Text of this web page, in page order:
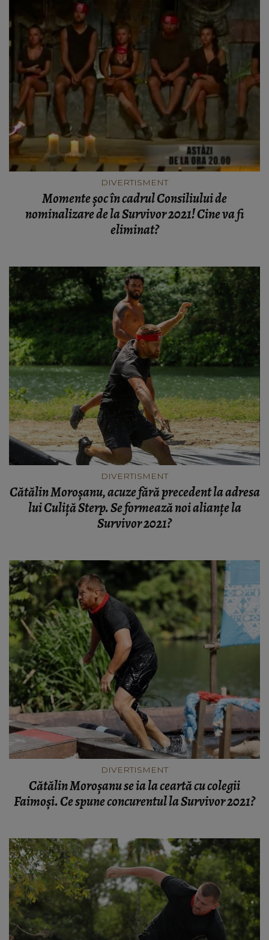
DIVERTISMENT
Momente șoc în cadrul Consiliului de
nominalizare de la Survivor 2021! Cine va fi
eliminat?
DIVERTISMENT
Cătălin Moroșanu, acuze fără precedent la adresa
lui Culiță Sterp. Se formează noi alianțe la
Survivor 2021?
DIVERTISMENT
Cătălin Moroșanu se ia la ceartă cu colegii
Faimoși. Ce spune concurentul la Survivor 2021?